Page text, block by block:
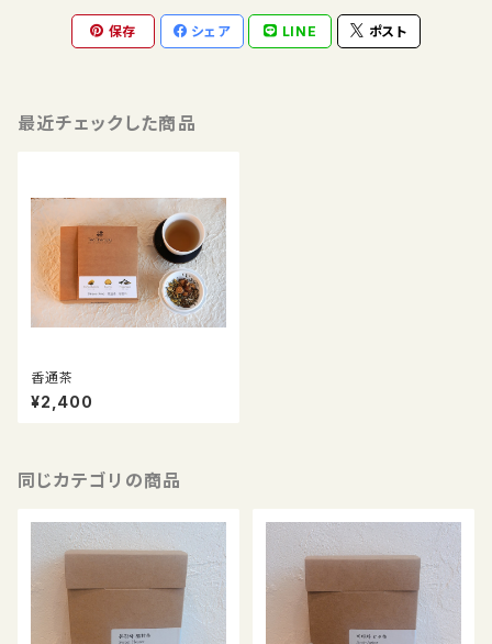
保存 シェア LINE ポスト
最近チェックした商品
香通茶
¥2,400
同じカテゴリの商品